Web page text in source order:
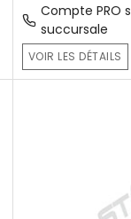
Compte PRO
succursale
VOIR LES DÉTAILS